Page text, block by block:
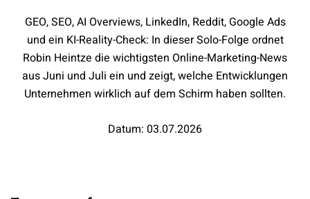
GEO, SEO, AI Overviews, LinkedIn, Reddit, Google Ads
und ein KI-Reality-Check: In dieser Solo-Folge ordnet
Robin Heintze die wichtigsten Online-Marketing-News
aus Juni und Juli ein und zeigt, welche Entwicklungen
Unternehmen wirklich auf dem Schirm haben sollten.
Datum: 03.07.2026